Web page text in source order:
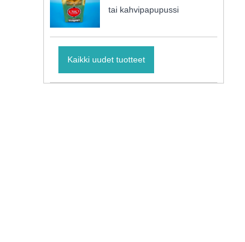
tai kahvipapupussi
Kaikki uudet tuotteet